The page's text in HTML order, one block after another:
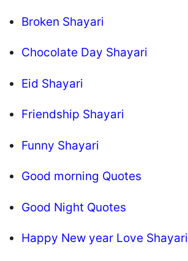
Broken Shayari
Chocolate Day Shayari
Eid Shayari
Friendship Shayari
Funny Shayari
Good morning Quotes
Good Night Quotes
Happy New year Love Shayari